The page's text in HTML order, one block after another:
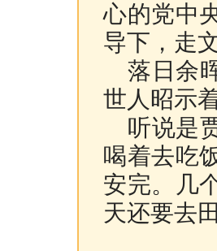
心的党中
导下，走
落日余
世人昭示
听说是
喝着去吃
安完。几
天还要去